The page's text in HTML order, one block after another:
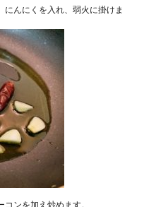
んにくを入れ、弱火に掛けま
ンを加え炒めます。